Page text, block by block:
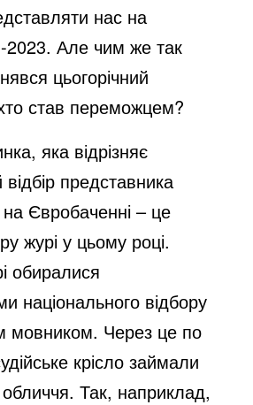
нас на
2023. Але чим же так
цьогорічний
став переможцем?
яка відрізняє
представника
Євробаченні – це
журі у цьому році.
обиралися
національного відбору
мовником. Через це по
крісло займали
обличчя. Так, наприклад,